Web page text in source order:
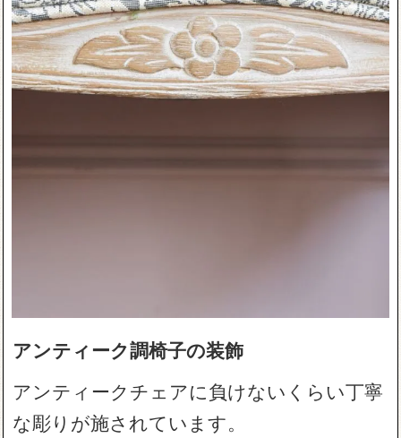
アンティーク調椅子の装飾
アンティークチェアに負けないくらい丁寧
な彫りが施されています。